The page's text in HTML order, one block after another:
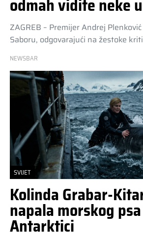
odmah vidite neke
ZAGREB – Premijer Andrej
Saboru, odgovarajući na žestoke
NEWSBAR
SVIJET
Kolinda Grabar-
napala morskog
Antarktici